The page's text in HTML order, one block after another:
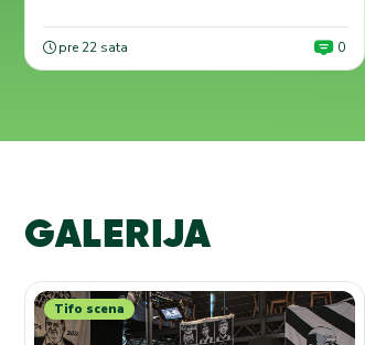
pre 22 sata 0
GALERIJA
Tifo scena